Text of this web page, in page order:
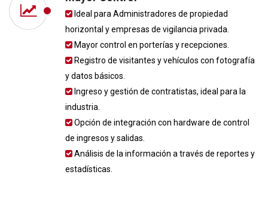
Ideal para Administradores de propiedad
horizontal y empresas de vigilancia privada.
Mayor control en porterías y recepciones.
Registro de visitantes y vehículos con fotografía
y datos básicos.
Ingreso y gestión de contratistas, ideal para la
industria.
Opción de integración con hardware de control
de ingresos y salidas.
Análisis de la información a través de reportes y
estadísticas.